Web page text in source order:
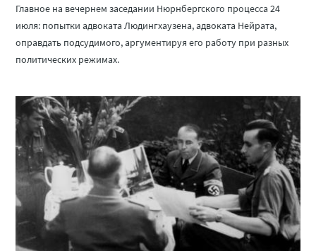
Главное на вечернем заседании Нюрнбергского процесса 24
июля: попытки адвоката Людингхаузена, адвоката Нейрата,
оправдать подсудимого, аргументируя его работу при разных
политических режимах.